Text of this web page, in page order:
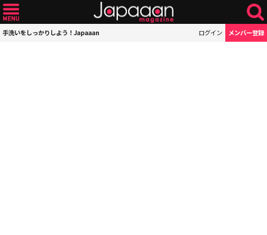
手洗いをしっかりしよう！Japaaan ログイン メンバー登録